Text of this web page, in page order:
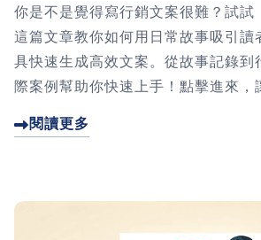
你是不是覺得寫行銷文案很難？試試
這篇文章教你如何用日常故事吸引
具快速生成高效文案。從故事記錄到
際案例幫助你快速上手！點擊進來，
閱讀更多